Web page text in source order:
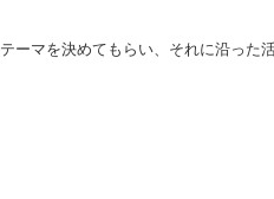
ーマを決めてもらい、それに沿った